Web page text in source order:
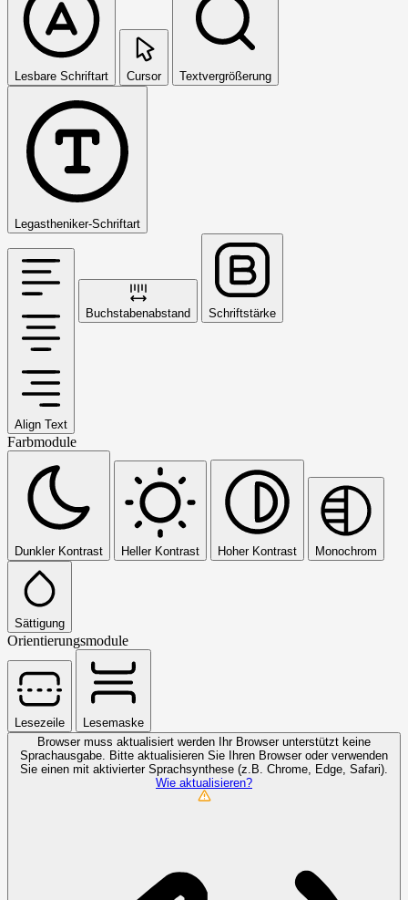
Lesbare Schriftart Cursor Textvergrößerung
Legastheniker-Schriftart
Align Text
Buchstabenabstand Schriftstärke
Farbmodule
Dunkler Kontrast Heller Kontrast Hoher Kontrast Monochrom
Sättigung
Orientierungsmodule
Lesezeile
Lesemaske
Browser muss aktualisiert werden
Ihr Browser unterstützt keine
Sprachausgabe. Bitte aktualisieren Sie Ihren Browser oder verwenden
Sie einen mit aktivierter Sprachsynthese (z.B. Chrome, Edge, Safari).
Wie aktualisieren?